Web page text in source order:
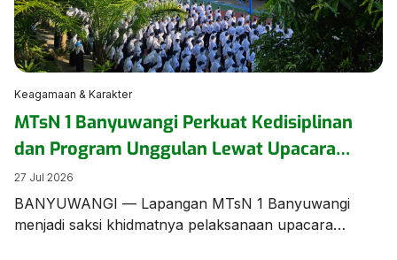
Keagamaan & Karakter
MTsN 1 Banyuwangi Perkuat Kedisiplinan
dan Program Unggulan Lewat Upacara
Bendera Berbahasa Inggris
27 Jul 2026
BANYUWANGI — Lapangan MTsN 1 Banyuwangi
menjadi saksi khidmatnya pelaksanaan upacara